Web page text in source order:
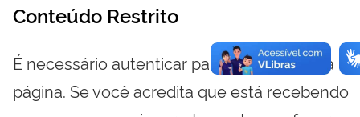
Conteúdo Restrito
É necessário autenticar para visualizar essa
página. Se você acredita que está recebendo